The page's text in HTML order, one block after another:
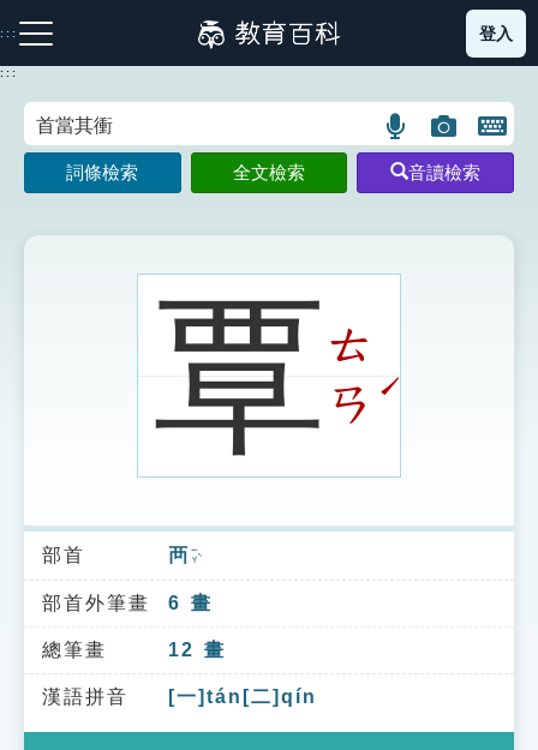
到
主
:::
注音索引圖示 筆畫索引圖示 部首索引表圖示
索引選單
知識索引
單字索引
生命大百科索引
登入
:::
語
言
搜
示
圖
片
搜
開
鍵
圖
詞條檢索 全文檢索 音讀檢索
覃ㄊ
ㄢˊ
部首 襾 ㄧㄚˋ
部首外筆畫 6 畫
總筆畫 12 畫
漢語拼音 [一]tán[二]qín